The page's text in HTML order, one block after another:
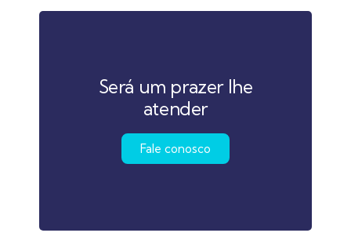
Será um prazer lhe
atender
Fale conosco